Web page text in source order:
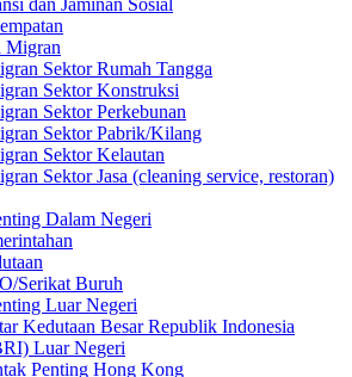
dan Jaminan Sosial
Migran
Sektor Rumah Tangga
Sektor Konstruksi
Sektor Perkebunan
Sektor Pabrik/Kilang
Sektor Kelautan
Sektor Jasa (cleaning service, restoran)
Dalam Negeri
Serikat Buruh
Luar Negeri
Kedutaan Besar Republik Indonesia
Luar Negeri
Penting Hong Kong